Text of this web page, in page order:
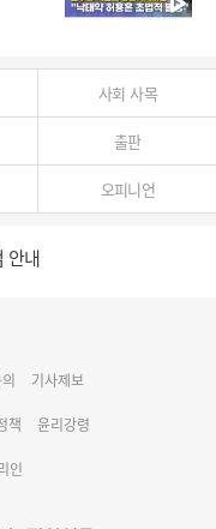
사회 사목
출판
오피니언
안내
전 수상작 발표
기사제보
책 윤리강령
인